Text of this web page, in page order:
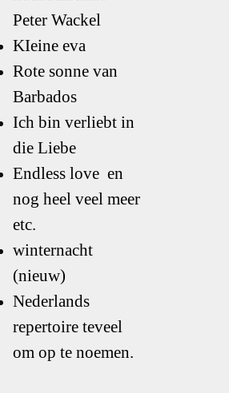
Peter Wackel
KIeine eva
Rote sonne van
Barbados
Ich bin verliebt in
die Liebe
Endless love en
nog heel veel meer
etc.
winternacht
(nieuw)
Nederlands
repertoire teveel
om op te noemen.